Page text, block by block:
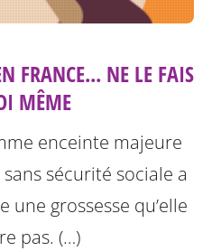
FRANCE... NE LE FAIS
MÊME
enceinte majeure
sécurité sociale a
grossesse qu’elle
pas. (…)